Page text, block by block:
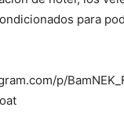
para
p/